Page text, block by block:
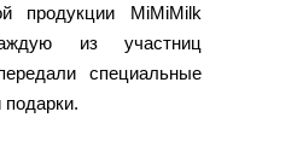
продукции MiMiMilk
из участниц
специальные
подарки.